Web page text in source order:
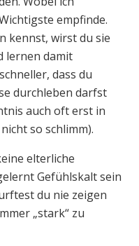
empfinde.
kennst, wirst du sie
lernen damit
dass du
durchleben darfst
auch oft erst in
so schlimm).
elterliche
Gefühlskalt sein
du nie zeigen
„stark“ zu